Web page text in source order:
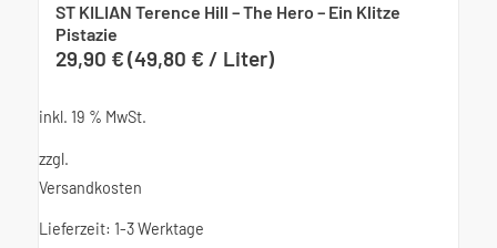
ST KILIAN Terence Hill – The Hero – Ein Klitze
Pistazie
29,90 €(49,80 € / Liter)
inkl. 19 % MwSt.
zzgl.
Versandkosten
Lieferzeit: 1-3 Werktage